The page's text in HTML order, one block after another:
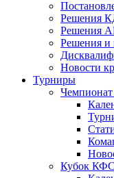
Решения
Решения
Решения и
Новости
Турниры
Кубок КФС